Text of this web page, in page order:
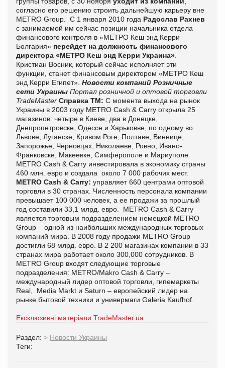
согласно его решению строить дальнейшую карьеру вне
METRO Group С 1 января 2010 года Радослав Рахнев
с занимаемой им сейчас позиции начальника отдела
финансового контроля в «МЕТРО Кеш энд Керри
Болгария» перейдет на должность финансового
директора «МЕТРО Кеш энд Керри Украина»
Кристиан Восник, который сейчас исполняет эти
функции, станет финансовым директором «МЕТРО Кеш
энд Керри Египет». Новости компаний Розничные
сети Украины Портал розничной и оптовой торговли
TradeMaster Справка ТМ: C момента выхода на рынок
Украины в 2003 году METRO Cash & Carry открыла 25
магазинов: четыре в Киеве, два в Донецке,
Днепропетровске, Одессе и Харьковве, по одному во
Львове, Луганске, Кривом Роге, Полтаве, Виннице,
Запорожье, Черновцах, Николаеве, Ровно, Ивано-
Франковске, Макеевке, Симферополе и Мариуполе.
METRO Cash & Carry инвестировала в экономику страны
460 млн. евро и создала около 7 000 рабочих мест.
METRO Cash & Carry: управляет 660 центрами оптовой
торговли в 30 странах. Численность персонала компании
превышает 100 000 человек, а ее продажи за прошлый
год составили 33,1 млрд. евро. METRO Cash & Carry
является торговым подразделением немецкой METRO
Group – одной из наибольших международных торговых
компаний мира. В 2008 году продажи METRO Group
достигли 68 млрд. евро. В 2 200 магазинах компании в 33
странах мира работает около 300,000 сотрудников. В
METRO Group входят следующие торговые
подразделения: METRO/Makro Cash & Carry –
международный лидер оптовой торговли, гипемаркеты
Real, Media Markt и Saturn – европейский лидер на
рынке бытовой техники и универмаги Galeria Kaufhof.
Ексклюзивні матеріали TradeMaster.ua
Раздел: > Новости Украины
Теги: